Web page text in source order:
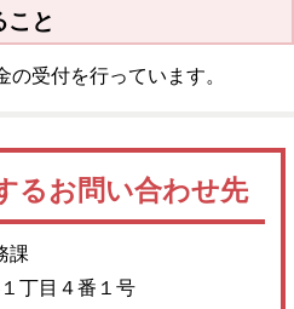
こと
の受付を行っています。
るお問い合わせ先
課
丁目４番１号